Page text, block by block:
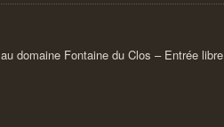
domaine Fontaine du Clos – Entrée libre